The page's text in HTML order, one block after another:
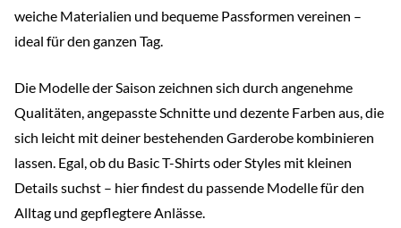
weiche Materialien und bequeme Passformen vereinen –
ideal für den ganzen Tag.
Die Modelle der Saison zeichnen sich durch angenehme
Qualitäten, angepasste Schnitte und dezente Farben aus, die
sich leicht mit deiner bestehenden Garderobe kombinieren
lassen. Egal, ob du Basic T-Shirts oder Styles mit kleinen
Details suchst – hier findest du passende Modelle für den
Alltag und gepflegtere Anlässe.